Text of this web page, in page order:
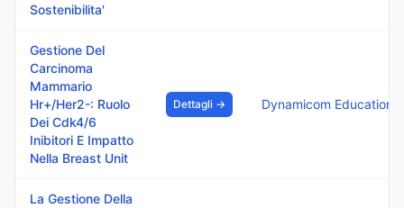
Sostenibilita'
Gestione Del
Carcinoma
Mammario
Hr+/Her2-: Ruolo
Dei Cdk4/6
Inibitori E Impatto
Nella Breast Unit
Dettagli → Dynamicom Education
La Gestione Della